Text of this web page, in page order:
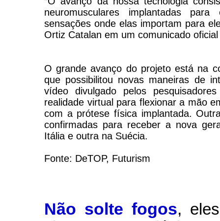
neuromusculares implantadas
sensações onde elas importam para
Ortiz Catalan em um comunicado
O grande avanço do projeto está na
que possibilitou novas maneiras de
vídeo divulgado pelos
realidade virtual para flexionar a mão
com a prótese física implantada.
confirmadas para receber a nova
Itália e outra na Suécia.
Fonte: DeTOP, Futurism
Não solte fogos,